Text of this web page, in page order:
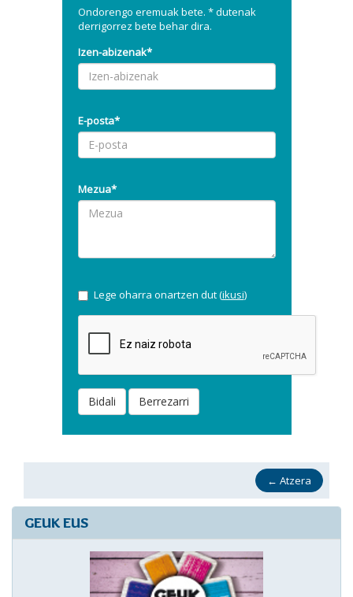
Ondorengo eremuak bete. * dutenak
derrigorrez bete behar dira.
Izen-abizenak*
E-posta*
Mezua*
Lege oharra onartzen dut (ikusi)
Bidali Berrezarri
← Atzera
GEUK EUS